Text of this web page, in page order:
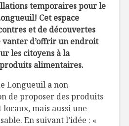
temporaires pour le
Cet espace
et de découvertes
vanter d’offrir un endroit
les citoyens à la
alimentaires.
Longueuil a non
de proposer des produits
mais aussi une
En suivant l’idée : «
finir avec
emballage
5
suivie